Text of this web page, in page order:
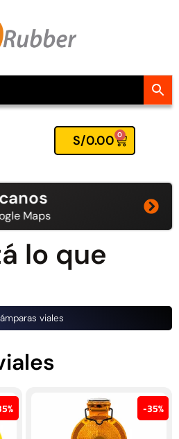
S/0.00 0
Maps
lo que
viales
35%